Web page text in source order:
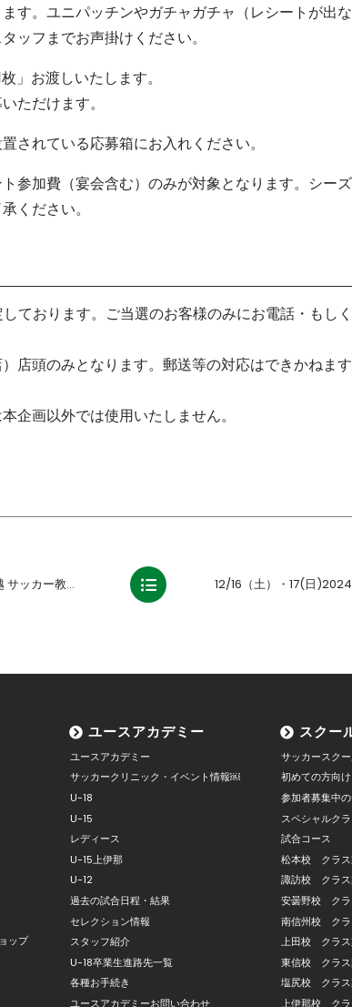
す。ユニパッチンやガチャガチャ（レシートが出
ッフまでお声掛けください。
」お渡しいたします。
ただけます。
されている応募箱にお入れください。
参加費（宴会含む）のみが対象となります。シー
ください。
ております。ご当選のお客様のみにお電話・もし
店頭のみとなります。郵送等の対応はできかねま
企画以外では使用いたしません。
参加のお知らせ
ップ
ユースアカデミー
ユースアカデミー
サッカークリニック・イベント情報￼
U-18
U-15
レディース
U-15上伊那
U-12
過去の試合日程・結果
セレクション情報
スタッフ紹介
U-18卒業生進路先一覧
各種お手続き
ユースアカデミーお問い合わせ
スクー
サッカースク
初めての方向
参加者募集中
スペシャルク
試合コース
松本校 クラス
諏訪校 クラス
安曇野校 クラ
南信州校 クラ
上田校 クラス
東信校 クラス
塩尻校 クラス
上伊那校 クラ